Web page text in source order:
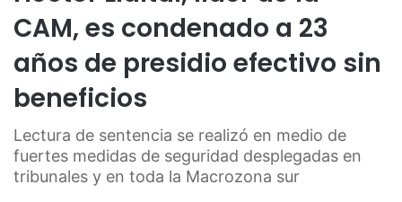
CAM, es condenado a 23
años de presidio efectivo sin
beneficios
Lectura de sentencia se realizó en medio de
fuertes medidas de seguridad desplegadas en
tribunales y en toda la Macrozona sur